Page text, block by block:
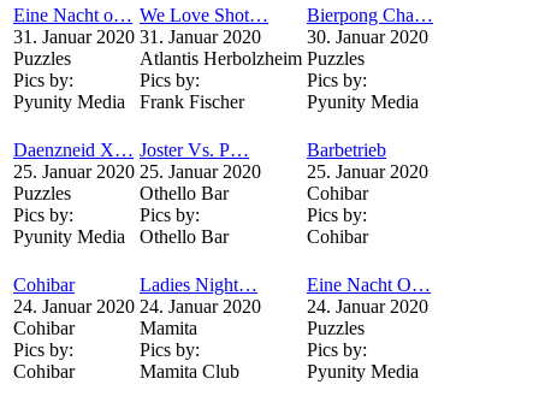
Eine Nacht o…
31. Januar 2020
Puzzles
Pics by:
Pyunity Media
We Love Shot…
31. Januar 2020
Atlantis Herbolzheim
Pics by:
Frank Fischer
Bierpong Cha…
30. Januar 2020
Puzzles
Pics by:
Pyunity Media
Daenzneid X…
25. Januar 2020
Puzzles
Pics by:
Pyunity Media
Joster Vs. P…
25. Januar 2020
Othello Bar
Pics by:
Othello Bar
Barbetrieb
25. Januar 2020
Cohibar
Pics by:
Cohibar
Cohibar
24. Januar 2020
Cohibar
Pics by:
Cohibar
Ladies Night…
24. Januar 2020
Mamita
Pics by:
Mamita Club
Eine Nacht O…
24. Januar 2020
Puzzles
Pics by:
Pyunity Media